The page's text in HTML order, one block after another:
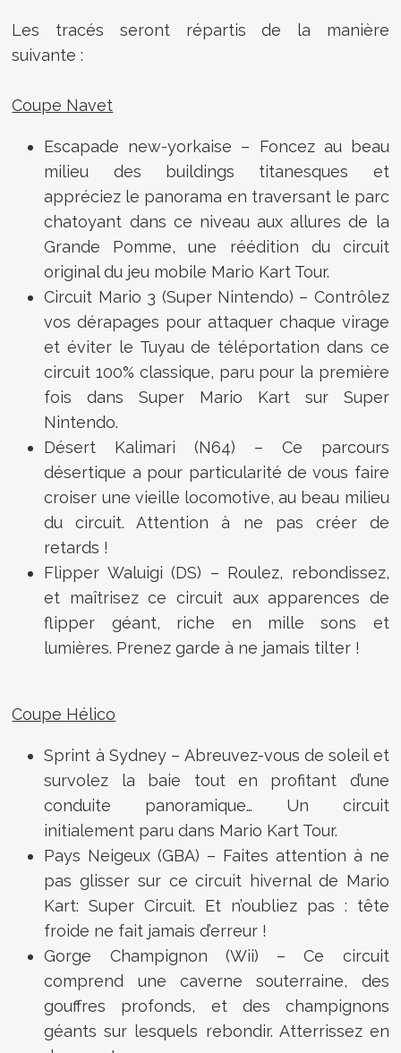
Les tracés seront répartis de la manière
suivante :
Coupe Navet
Escapade new-yorkaise – Foncez au beau
milieu des buildings titanesques et
appréciez le panorama en traversant le parc
chatoyant dans ce niveau aux allures de la
Grande Pomme, une réédition du circuit
original du jeu mobile Mario Kart Tour.
Circuit Mario 3 (Super Nintendo) – Contrôlez
vos dérapages pour attaquer chaque virage
et éviter le Tuyau de téléportation dans ce
circuit 100% classique, paru pour la première
fois dans Super Mario Kart sur Super
Nintendo.
Désert Kalimari (N64) – Ce parcours
désertique a pour particularité de vous faire
croiser une vieille locomotive, au beau milieu
du circuit. Attention à ne pas créer de
retards !
Flipper Waluigi (DS) – Roulez, rebondissez,
et maîtrisez ce circuit aux apparences de
flipper géant, riche en mille sons et
lumières. Prenez garde à ne jamais tilter !
Coupe Hélico
Sprint à Sydney – Abreuvez-vous de soleil et
survolez la baie tout en profitant d’une
conduite panoramique… Un circuit
initialement paru dans Mario Kart Tour.
Pays Neigeux (GBA) – Faites attention à ne
pas glisser sur ce circuit hivernal de Mario
Kart: Super Circuit. Et n’oubliez pas : tête
froide ne fait jamais d’erreur !
Gorge Champignon (Wii) – Ce circuit
comprend une caverne souterraine, des
gouffres profonds, et des champignons
géants sur lesquels rebondir. Atterrissez en